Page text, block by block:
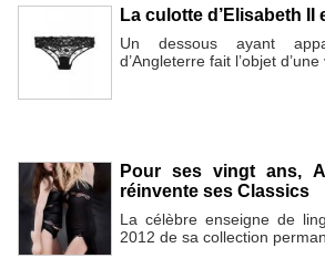
La culotte d’Elisabeth II
Un dessous ayant
d’Angleterre fait l’objet
Pour ses vingt ans,
réinvente ses Classics
La célèbre enseigne de
2012 de sa collection